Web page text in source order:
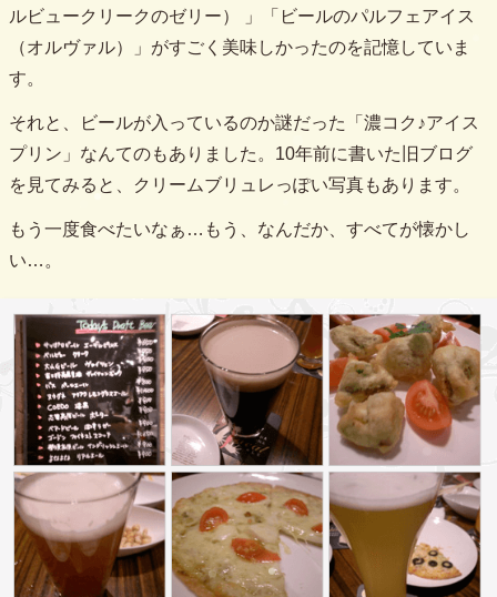
ルビュークリークのゼリー） 」「ビールのパルフェアイス
（オルヴァル）」がすごく美味しかったのを記憶していま
す。
それと、ビールが入っているのか謎だった「濃コク♪アイス
プリン」なんてのもありました。10年前に書いた旧ブログ
を見てみると、クリームブリュレっぽい写真もあります。
もう一度食べたいなぁ…もう、なんだか、すべてが懐かし
い…。